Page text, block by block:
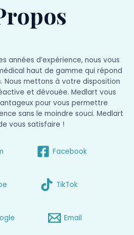
années d’expérience, nous vous
haut de gamme qui répond
Nous mettons à votre disposition
et dévouée. Medlart vous
pour vous permettre
sans le moindre souci. Medlart
vous satisfaire !
Facebook
TikTok
Email